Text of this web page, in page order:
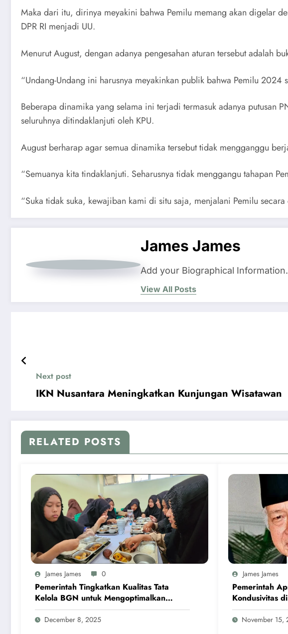
Maka dari itu, dirinya meyakini bahwa Pemilu memang akan digelar
DPR RI menjadi UU.
Menurut August, dengan adanya pengesahan aturan tersebut adalah
“Undang-Undang ini harusnya meyakinkan publik bahwa Pemilu
Beberapa dinamika yang selama ini terjadi termasuk adanya putusan
seluruhnya ditindaklanjuti oleh KPU.
August berharap agar semua dinamika tersebut tidak mengganggu
“Semuanya kita tindaklanjuti. Seharusnya tidak menggangu tahapan
“Suka tidak suka, kewajiban kami di situ saja, menjalani Pemilu
James James
Add your Biographical Information.
View All Posts
Next post
IKN Nusantara Meningkatkan Kunjungan Wisatawan
RELATED POSTS
James James 0
Pemerintah Tingkatkan Kualitas Tata
Kelola BGN untuk Mengoptimalkan
Program MBG
December 8, 2025
James James
Pemerintah
Kondusivitas
Pahlawan
November 15,